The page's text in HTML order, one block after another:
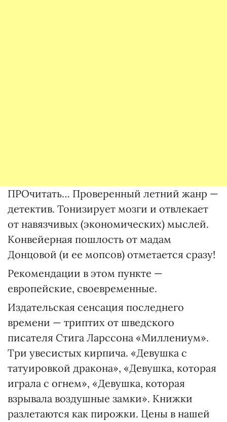
ПРОчитать… Проверенный летний жанр —
детектив. Тонизирует мозги и отвлекает
от навязчивых (экономических) мыслей.
Конвейерная пошлость от мадам
Донцовой (и ее мопсов) отметается сразу!
Рекомендации в этом пункте —
европейские, своевременные.
Издательская сенсация последнего
времени — триптих от шведского
писателя Стига Ларссона «Миллениум».
Три увесистых кирпича. «Девушка с
татуировкой дракона», «Девушка, которая
играла с огнем», «Девушка, которая
взрывала воздушные замки». Книжки
разлетаются как пирожки. Цены в нашей